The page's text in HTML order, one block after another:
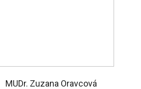
MUDr. Zuzana Oravcová